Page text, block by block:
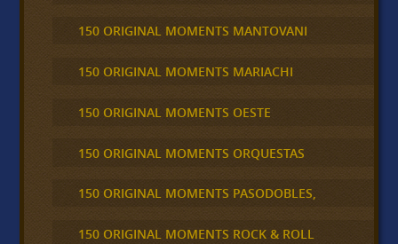
150 ORIGINAL MOMENTS MANTOVANI
150 ORIGINAL MOMENTS MARIACHI
150 ORIGINAL MOMENTS OESTE
150 ORIGINAL MOMENTS ORQUESTAS
150 ORIGINAL MOMENTS PASODOBLES,
150 ORIGINAL MOMENTS ROCK & ROLL